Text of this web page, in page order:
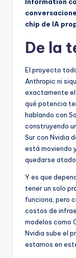
Information
chip de IA
De la
El proyecto
Anthropic ni
exactamente el
qué potencia
hablando con
construyendo
Sur con Nvidia
está moviendo
quedarse
Y es que
tener un solo
funciona, pero
costos de
modelos como
Nvidia sube el
estamos en